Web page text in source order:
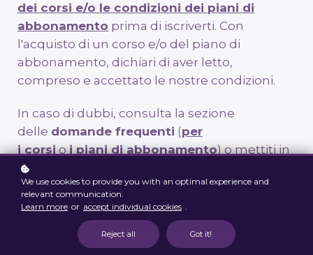
dei corsi e/o le condizioni dei piani di
abbonamento prima di iscriverti. Con
l'acquisto di un corso e/o del piano di
abbonamento, dichiari di aver letto,
compreso e accettato le nostre condizioni.
In caso di dubbi, consulta la sezione
delle domande frequenti (per
i corsio i piani di abbonamento) o mettiti in
contatto con noi.
Add to cart €500
Buy licenses Buy as a gift
We use cookies to provide you with an optimal experience and
relevant communication.
Learn more or accept individual cookies .
Reject all Got it!